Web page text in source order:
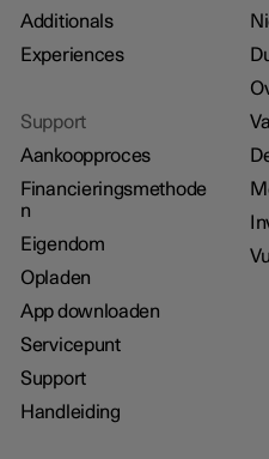
Additionals
Experiences
Support
Aankoopproces
Financieringsmethode
n
Eigendom
Opladen
App downloaden
Servicepunt
Support
Handleiding